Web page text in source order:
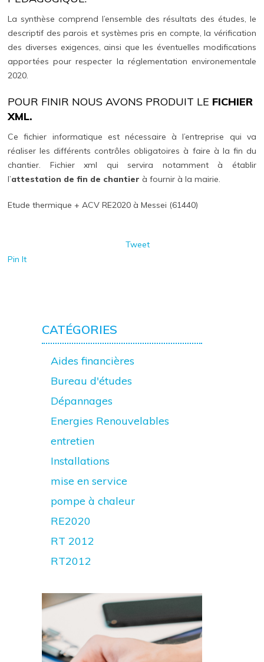
La synthèse comprend l’ensemble des résultats des études, le
descriptif des parois et systèmes pris en compte, la vérification
des diverses exigences, ainsi que les éventuelles modifications
apportées pour respecter la réglementation environementale
2020.
POUR FINIR NOUS AVONS PRODUIT LE FICHIER
XML.
Ce fichier informatique est nécessaire à l’entreprise qui va
réaliser les différents contrôles obligatoires à faire à la fin du
chantier. Fichier xml qui servira notamment à établir
l’attestation de fin de chantier à fournir à la mairie.
Etude thermique + ACV RE2020 à Messei (61440)
Tweet
Pin It
CATÉGORIES
Aides financières
Bureau d'études
Dépannages
Energies Renouvelables
entretien
Installations
mise en service
pompe à chaleur
RE2020
RT 2012
RT2012